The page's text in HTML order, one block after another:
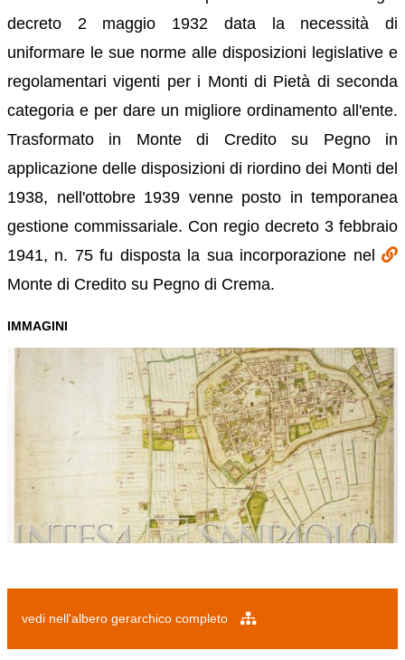
decreto 2 maggio 1932 data la necessità di
uniformare le sue norme alle disposizioni legislative e
regolamentari vigenti per i Monti di Pietà di seconda
categoria e per dare un migliore ordinamento all'ente.
Trasformato in Monte di Credito su Pegno in
applicazione delle disposizioni di riordino dei Monti del
1938, nell'ottobre 1939 venne posto in temporanea
gestione commissariale. Con regio decreto 3 febbraio
1941, n. 75 fu disposta la sua incorporazione nel
Monte di Credito su Pegno di Crema.
IMMAGINI
vedi nell'albero gerarchico completo